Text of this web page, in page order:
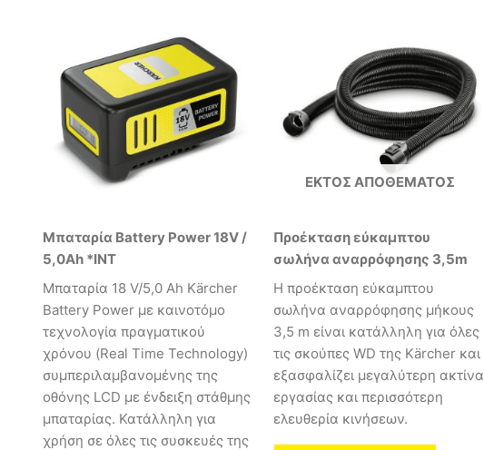
Μπαταρία Battery Power 18V /
5,0Ah *INT
Mπαταρία 18 V/5,0 Ah Kärcher
Battery Power με καινοτόμο
τεχνολογία πραγματικού
χρόνου (Real Time Technology)
συμπεριλαμβανομένης της
οθόνης LCD με ένδειξη στάθμης
μπαταρίας. Κατάλληλη για
χρήση σε όλες τις συσκευές της
ΕΚΤΌΣ ΑΠΟΘΈΜΑΤΟΣ
Προέκταση εύκαμπτου
σωλήνα αναρρόφησης 3,5m
Η προέκταση εύκαμπτου
σωλήνα αναρρόφησης μήκους
3,5 m είναι κατάλληλη για όλες
τις σκούπες WD της Kärcher και
εξασφαλίζει μεγαλύτερη ακτίνα
εργασίας και περισσότερη
ελευθερία κινήσεων.